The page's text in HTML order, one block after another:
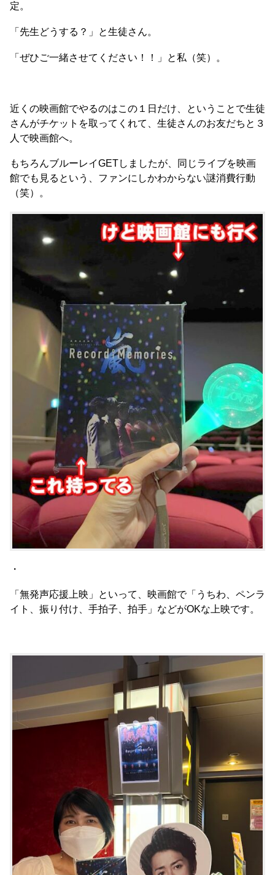
定。
「先生どうする？」と生徒さん。
「ぜひご一緒させてください！！」と私（笑）。
近くの映画館でやるのはこの１日だけ、ということで生徒
さんがチケットを取ってくれて、生徒さんのお友だちと３
人で映画館へ。
もちろんブルーレイGETしましたが、同じライブを映画
館でも見るという、ファンにしかわからない謎消費行動
（笑）。
・
「無発声応援上映」といって、映画館で「うちわ、ペンラ
イト、振り付け、手拍子、拍手」などがOKな上映です。